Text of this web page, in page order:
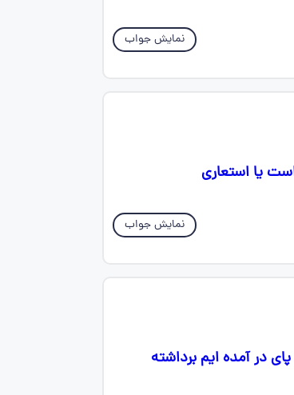
نمایش جواب
نمایش جواب
های زیر را مشخص کنید. (۳ نمره) از پای در آمده ایم برداشته